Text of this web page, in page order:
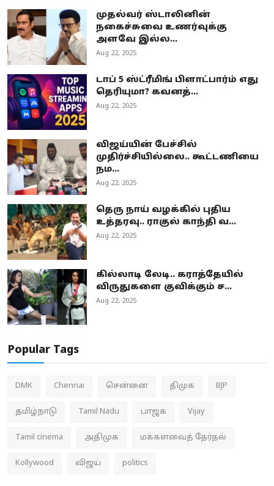
முதல்வர் ஸ்டாலினின்
நகைச்சுவை உணர்வுக்கு
அளவே இல்ல...
Aug 22, 2025
டாப் 5 ஸ்ட்ரீமிங் பிளாட்பார்ம் எது
தெரியுமா? கவனத்...
Aug 22, 2025
விஜய்யின் பேச்சில்
முதிர்ச்சியில்லை.. கூட்டணியை
நம...
Aug 22, 2025
தெரு நாய் வழக்கில் புதிய
உத்தரவு.. ராகுல் காந்தி வ...
Aug 22, 2025
கில்லாடி லேடி.. கராத்தேயில்
விருதுகளை குவிக்கும் ச...
Aug 22, 2025
Popular Tags
DMK Chennai சென்னை திமுக BJP
தமிழ்நாடு Tamil Nadu பாஜக Vijay
Tamil cinema அதிமுக மக்களவைத் தேர்தல்
Kollywood விஜய் politics